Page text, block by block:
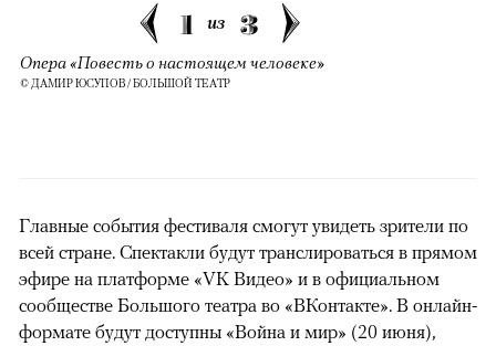
1 из 3
Опера «Повесть о настоящем человеке»
© ДАМИР ЮСУПОВ / БОЛЬШОЙ ТЕАТР
Главные события фестиваля смогут увидеть зрители по
всей стране. Спектакли будут транслироваться в прямом
эфире на платформе «VK Видео» и в официальном
сообществе Большого театра во «ВКонтакте». В онлайн-
формате будут доступны «Война и мир» (20 июня),